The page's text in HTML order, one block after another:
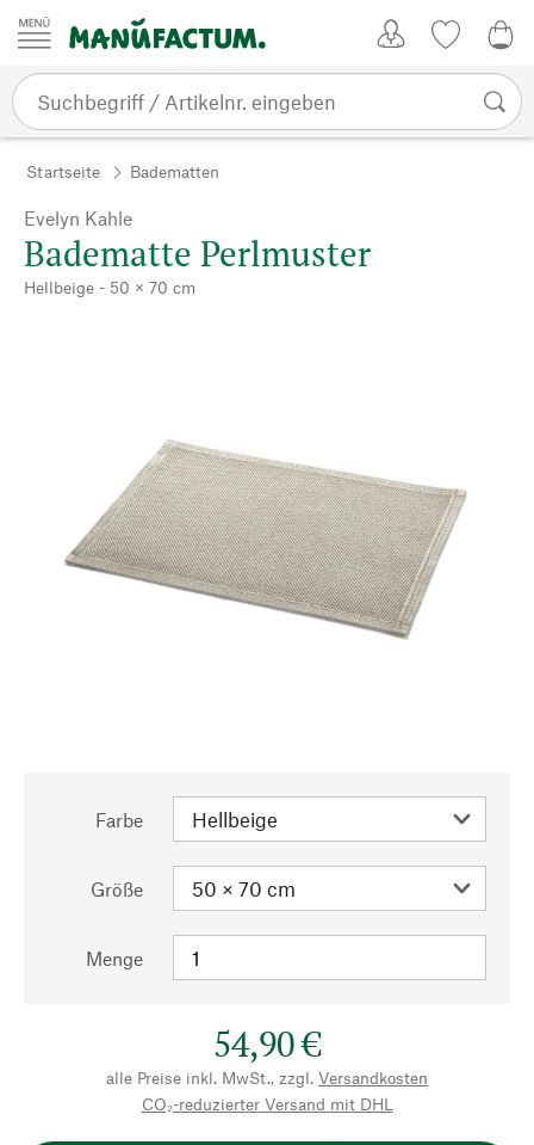
Zum Inhalt springen
Startseite Badematten
Evelyn Kahle
Badematte Perlmuster
Hellbeige - 50 × 70 cm
Farbe
Größe
Menge
54,90 €
alle Preise inkl. MwSt., zzgl. Versandkosten
CO₂-reduzierter Versand mit DHL